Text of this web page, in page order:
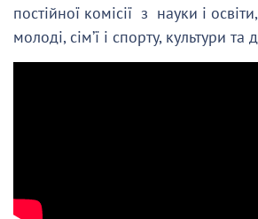
постійної комісії з науки і
молоді, сім’ї і спорту, культури та